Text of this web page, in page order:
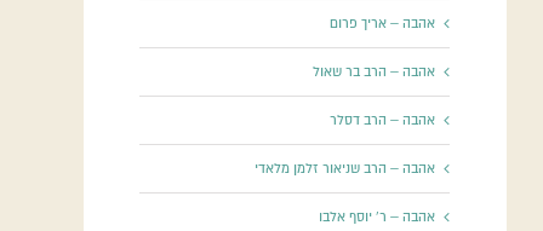
אהבה – אריך פרום
אהבה – הרב בר שאול
אהבה – הרב דסלר
אהבה – הרב שניאור זלמן מלאדי
אהבה – ר' יוסף אלבו